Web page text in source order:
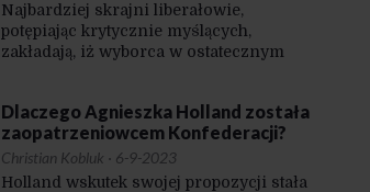
Najbardziej skrajni liberałowie,
potępiając krytycznie myślących,
zakładają, iż wyborca w ostatecznym
Dlaczego Agnieszka Holland została
zaopatrzeniowcem Konfederacji?
Christian Kobluk · 6-9-2023
Holland wskutek swojej propozycji stała